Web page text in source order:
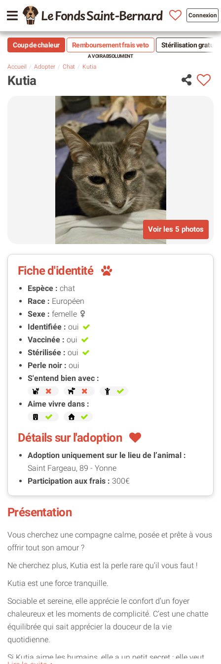
Le Fonds Saint-Bernard Connexion
Coup de chaleur Remboursement frais veto Stérilisation
Accueil Adopter Chat Kutia
Kutia
Voir les 5 photos
Fiche d'identité
Espèce : chat
Race : Européen
Sexe : femelle
Identifiée : oui
Vaccinée : oui
Stérilisée : oui
Perle noir : oui
S'entend bien avec :
Aime vivre dans :
Détails sur l'adoption
Adoption uniquement sur le lieu de l’animal :
Saint Fargeau, 89 - Yonne
Participation aux frais : 300€
Présentation
Vous cherchez une compagne calme, posée et prête à vous
offrir tout son amour ?
Ne cherchez plus, Kutia est la perle rare qu’il vous faut !
Kutia est une force tranquille.
Sociable et sereine, elle apprécie le confort d’un foyer
chaleureux et les moments de complicité. C’est une chatte
équilibrée qui sait apprécier la douceur de la vie
quotidienne.
Si Kutia aime les humains, elle a un petit secret : elle veut